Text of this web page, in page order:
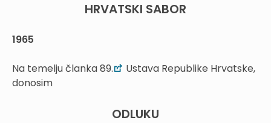
HRVATSKI SABOR
1965
Na temelju članka 89.
Ustava Republike Hrvatske,
donosim
ODLUKU